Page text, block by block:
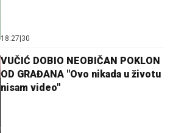
18:27 30
VUČIĆ DOBIO NEOBIČAN POKLON
OD GRAĐANA "Ovo nikada u životu
nisam video"